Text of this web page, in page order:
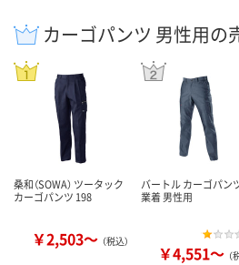
カーゴパンツ 男性用の
桑和（SOWA） ツータック
カーゴパンツ 198
￥2,503～ （税込）
バートル カーゴパン
業着 男性用
￥4,551～ （